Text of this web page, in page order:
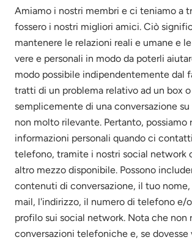
Amiamo i nostri membri e ci teniamo a
fossero i nostri migliori amici. Ciò
mantenere le relazioni reali e umane e
vere e personali in modo da poterli
modo possibile indipendentemente dal
tratti di un problema relativo ad un box o
semplicemente di una conversazione su
non molto rilevante. Pertanto, possiamo
informazioni personali quando ci
telefono, tramite i nostri social network
altro mezzo disponibile. Possono
contenuti di conversazione, il tuo
mail, l'indirizzo, il numero di telefono e/
profilo sui social network. Nota che non
conversazioni telefoniche e, se dovesse